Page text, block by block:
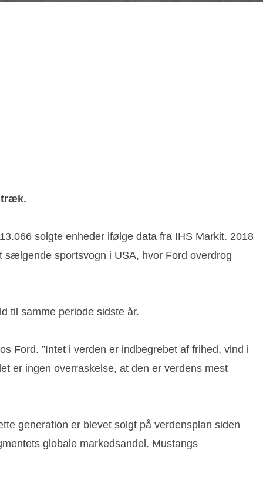
træk.
solgte enheder ifølge data fra IHS Markit. 2018
sælgende sportsvogn i USA, hvor Ford overdrog
til samme periode sidste år.
Ford. ”Intet i verden er indbegrebet af frihed, vind i
er ingen overraskelse, at den er verdens mest
generation er blevet solgt på verdensplan siden
globale markedsandel. Mustangs